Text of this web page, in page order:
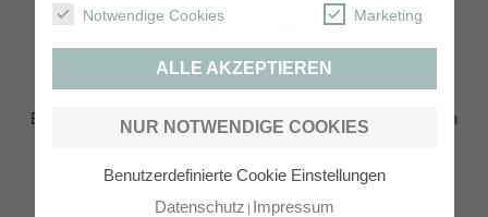
Notwendige Cookies Marketing
ALLE AKZEPTIEREN
NUR NOTWENDIGE COOKIES
Benutzerdefinierte Cookie Einstellungen
Datenschutz Impressum
inklusive!
Bildausschnitte und die passenden Farben. Wir übernehmen
das alles für Sie und gestalten Ihre
SAG ES MIT HERZ